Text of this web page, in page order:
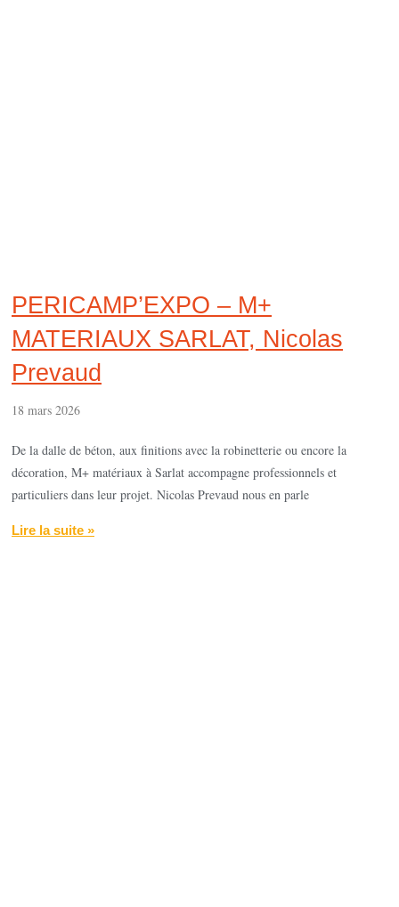
PERICAMP’EXPO – M+
MATERIAUX SARLAT, Nicolas
Prevaud
18 mars 2026
De la dalle de béton, aux finitions avec la robinetterie ou encore la
décoration, M+ matériaux à Sarlat accompagne professionnels et
particuliers dans leur projet. Nicolas Prevaud nous en parle
Lire la suite »